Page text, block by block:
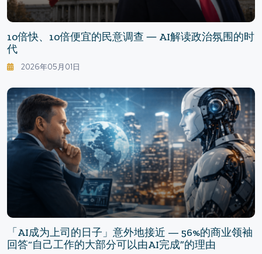
10倍快、10倍便宜的民意调查 ― AI解读政治氛围的时
代
2026年05月01日
「AI成为上司的日子」意外地接近 — 56%的商业领袖
回答“自己工作的大部分可以由AI完成”的理由